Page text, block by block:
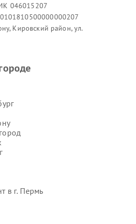
046015207
Кировский район, ул.
в г. Пермь